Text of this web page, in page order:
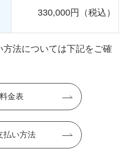
330,000円（税込）
法については下記をご確
料金表
払い方法